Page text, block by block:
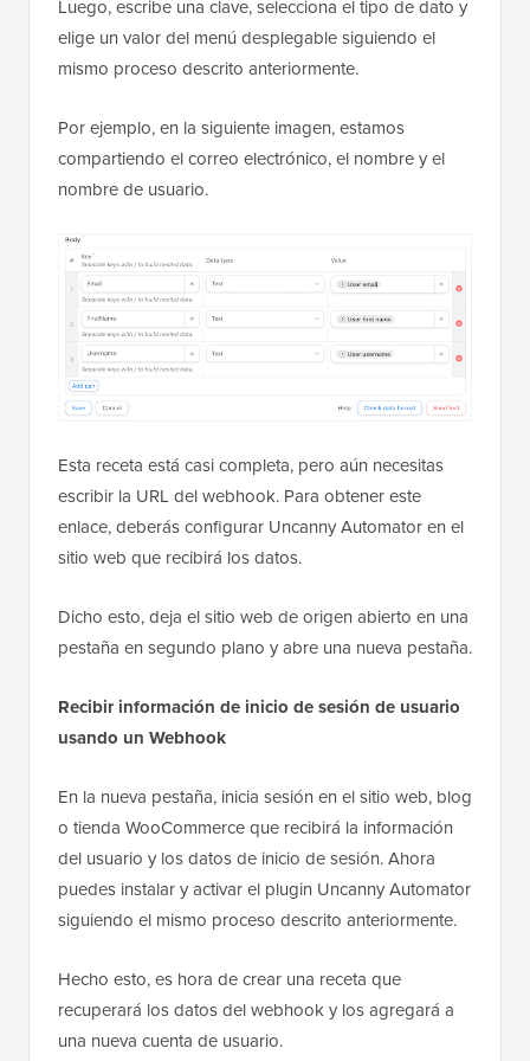
Luego, escribe una clave, selecciona el tipo de dato y
elige un valor del menú desplegable siguiendo el
mismo proceso descrito anteriormente.
Por ejemplo, en la siguiente imagen, estamos
compartiendo el correo electrónico, el nombre y el
nombre de usuario.
Esta receta está casi completa, pero aún necesitas
escribir la URL del webhook. Para obtener este
enlace, deberás configurar Uncanny Automator en el
sitio web que recibirá los datos.
Dicho esto, deja el sitio web de origen abierto en una
pestaña en segundo plano y abre una nueva pestaña.
Recibir información de inicio de sesión de usuario
usando un Webhook
En la nueva pestaña, inicia sesión en el sitio web, blog
o tienda WooCommerce que recibirá la información
del usuario y los datos de inicio de sesión. Ahora
puedes instalar y activar el plugin Uncanny Automator
siguiendo el mismo proceso descrito anteriormente.
Hecho esto, es hora de crear una receta que
recuperará los datos del webhook y los agregará a
una nueva cuenta de usuario.